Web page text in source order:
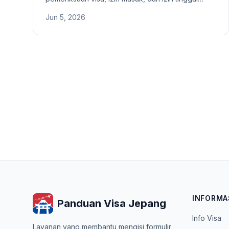
dalam keadaan mabuk, kejahatan narkoba, dan
Jun 5, 2026
Panduan Visa Jepang
Layanan yang membantu mengisi formulir
Info Visa